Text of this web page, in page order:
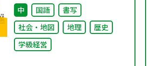
創プロジェクト」“好き”が社会
とつながる学び
中 国語
書写
社会・地図
地理
歴史
学級経営